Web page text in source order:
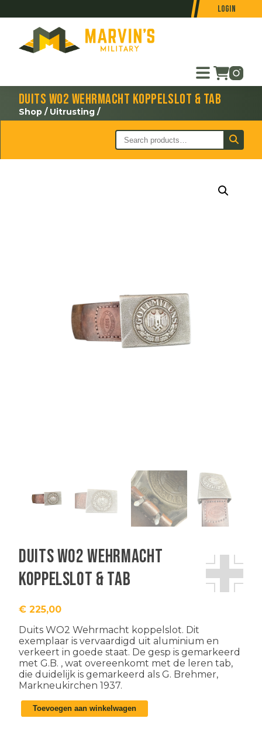
Login
Duits WO2 Wehrmacht koppelslot & tab
Shop / Uitrusting /
Duits WO2 Wehrmacht
koppelslot & tab
€ 225,00
Duits WO2 Wehrmacht koppelslot. Dit
exemplaar is vervaardigd uit aluminium en
verkeert in goede staat. De gesp is gemarkeerd
met G.B. , wat overeenkomt met de leren tab,
die duidelijk is gemarkeerd als G. Brehmer,
Markneukirchen 1937.
Duits
WO2
Toevoegen aan winkelwagen